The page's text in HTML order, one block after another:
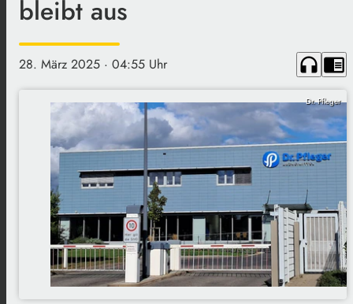
bleibt aus
28. März 2025 · 04:55 Uhr headphones chrome_reader_mode
Dr. Pfleger